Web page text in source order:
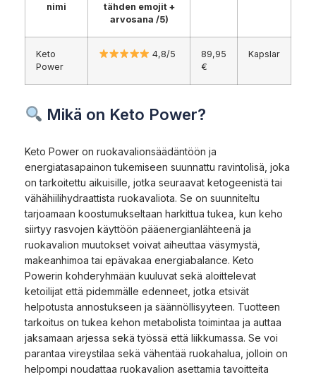
nimi
tähden emojit +
arvosana /5)
Keto
Power
4,8/5
89,95
€
Kapslar
Mikä on Keto Power?
Keto Power on ruokavalionsäädäntöön ja
energiatasapainon tukemiseen suunnattu ravintolisä, joka
on tarkoitettu aikuisille, jotka seuraavat ketogeenistä tai
vähähiilihydraattista ruokavaliota. Se on suunniteltu
tarjoamaan koostumukseltaan harkittua tukea, kun keho
siirtyy rasvojen käyttöön pääenergianlähteenä ja
ruokavalion muutokset voivat aiheuttaa väsymystä,
makeanhimoa tai epävakaa energiabalance. Keto
Powerin kohderyhmään kuuluvat sekä aloittelevat
ketoilijat että pidemmälle edenneet, jotka etsivät
helpotusta annostukseen ja säännöllisyyteen. Tuotteen
tarkoitus on tukea kehon metabolista toimintaa ja auttaa
jaksamaan arjessa sekä työssä että liikkumassa. Se voi
parantaa vireystilaa sekä vähentää ruokahalua, jolloin on
helpompi noudattaa ruokavalion asettamia tavoitteita